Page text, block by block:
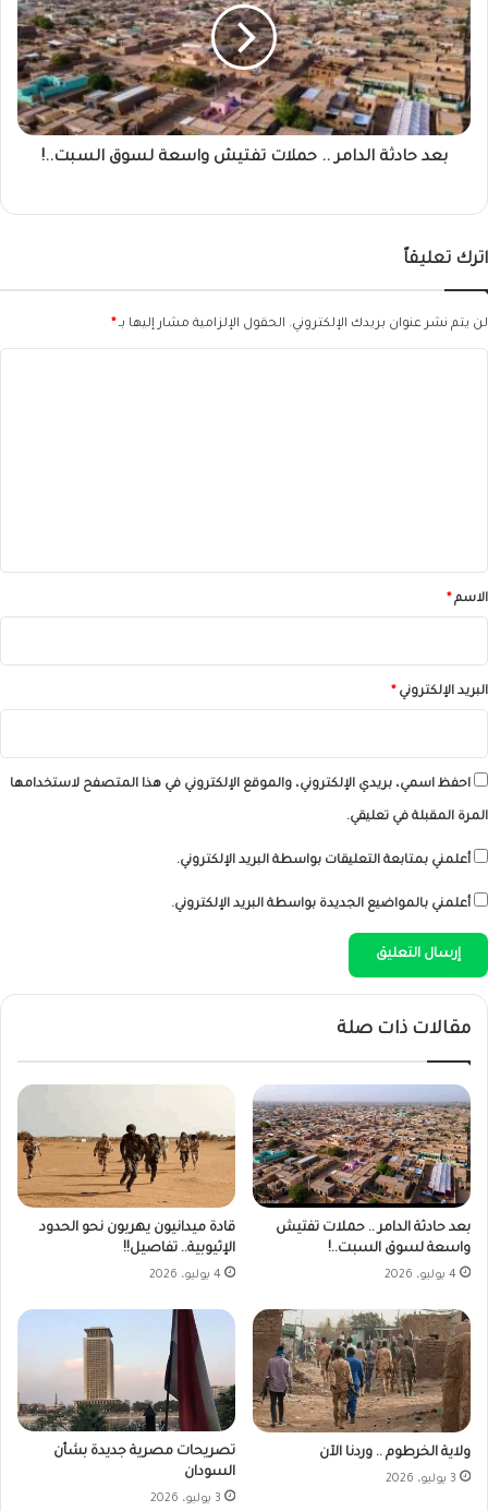
..
حملات
تفتيش
واسعة
لسوق
السبت..!
بعد حادثة الدامر .. حملات تفتيش واسعة لسوق السبت..!
اترك تعليقاً
لن يتم نشر عنوان بريدك الإلكتروني. الحقول الإلزامية مشار إليها بـ *
*الاسم *
البريد الإلكتروني *
احفظ اسمي، بريدي الإلكتروني، والموقع الإلكتروني في هذا المتصفح لاستخدامها
المرة المقبلة في تعليقي.
أعلمني بمتابعة التعليقات بواسطة البريد الإلكتروني.
أعلمني بالمواضيع الجديدة بواسطة البريد الإلكتروني.
مقالات ذات صلة
بعد حادثة الدامر .. حملات تفتيش
واسعة لسوق السبت..!
4 يوليو، 2026
قادة ميدانيون يهربون نحو الحدود
الإثيوبية.. تفاصيل!!
4 يوليو، 2026
ولاية الخرطوم .. وردنا الآن
3 يوليو، 2026
تصريحات مصرية جديدة بشأن
السودان
3 يوليو، 2026